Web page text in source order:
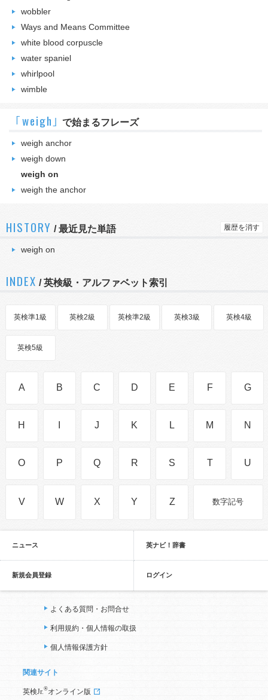
wobbler
Ways and Means Committee
white blood corpuscle
water spaniel
whirlpool
wimble
｢weigh｣ で始まるフレーズ
weigh anchor
weigh down
weigh on
weigh the anchor
HISTORY /最近見た単語 履歴を消す
weigh on
INDEX / 英検級・アルファベット索引
英検準1級 英検2級 英検準2級 英検3級 英検4級
英検5級
A B C D E F G
H J K L M N
O P Q R S T U
V W X Y Z 数字記号
ニュース 英ナビ！辞書
新規会員登録 ログイン
よくある質問・お問合せ
利用規約・個人情報の取扱
個人情報保護方針
関連サイト
英検Jr. ®オンライン版